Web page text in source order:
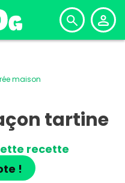
maison
tartine
recette
!